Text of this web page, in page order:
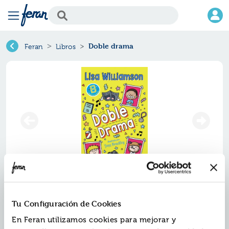
Tu Configuración de Cookies
En Feran utilizamos cookies para mejorar y
Feran Libros Doble drama
ZZZ-0252370
ISBN:9788410252370